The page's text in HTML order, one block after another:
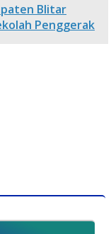
Blitar
Penggerak